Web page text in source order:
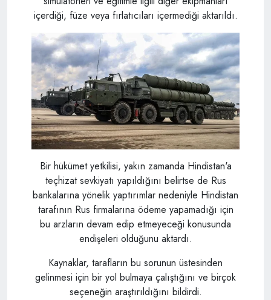
içerdiği, füze veya fırlatıcıları içermediği aktarıldı.
Bir hükümet yetkilisi, yakın zamanda Hindistan'a
teçhizat sevkiyatı yapıldığını belirtse de Rus
bankalarına yönelik yaptırımlar nedeniyle Hindistan
tarafının Rus firmalarına ödeme yapamadığı için
bu arzların devam edip etmeyeceği konusunda
endişeleri olduğunu aktardı.
Kaynaklar, tarafların bu sorunun üstesinden
gelinmesi için bir yol bulmaya çalıştığını ve birçok
seçeneğin araştırıldığını bildirdi.